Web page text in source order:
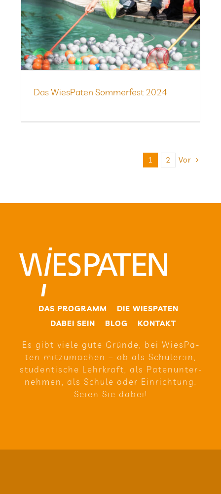
Das Wie­sPa­ten Som­mer­fest 2024
1 2 Vor
DAS PRO­GRAMM
DIE WIE­SPA­TEN
DABEI SEIN
BLOG KON­TAKT
Es gibt viele gute Gründe, bei Wie­sPa­
ten mit­zu­ma­chen – ob als Schüler:in,
stu­den­ti­sche Lehr­kraft, als Paten­un­ter­
neh­men, als Schule oder Ein­rich­tung.
Seien Sie dabei!